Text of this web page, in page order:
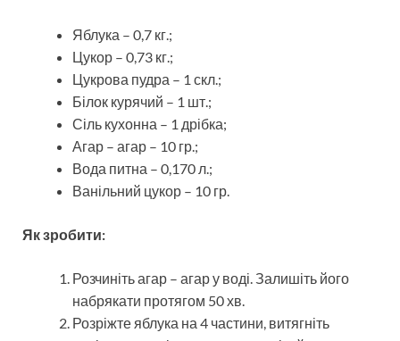
Яблука – 0,7 кг.;
Цукор – 0,73 кг.;
Цукрова пудра – 1 скл.;
Білок курячий – 1 шт.;
Сіль кухонна – 1 дрібка;
Агар – агар – 10 гр.;
Вода питна – 0,170 л.;
Ванільний цукор – 10 гр.
Як зробити:
Розчиніть агар – агар у воді. Залишіть його
набрякати протягом 50 хв.
Розріжте яблука на 4 частини, витягніть